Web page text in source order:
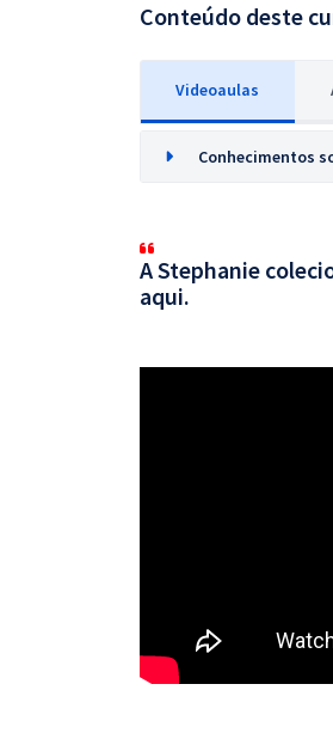
Conteúdo deste
Videoaulas
Conhecimentos
A Stephanie
aqui.